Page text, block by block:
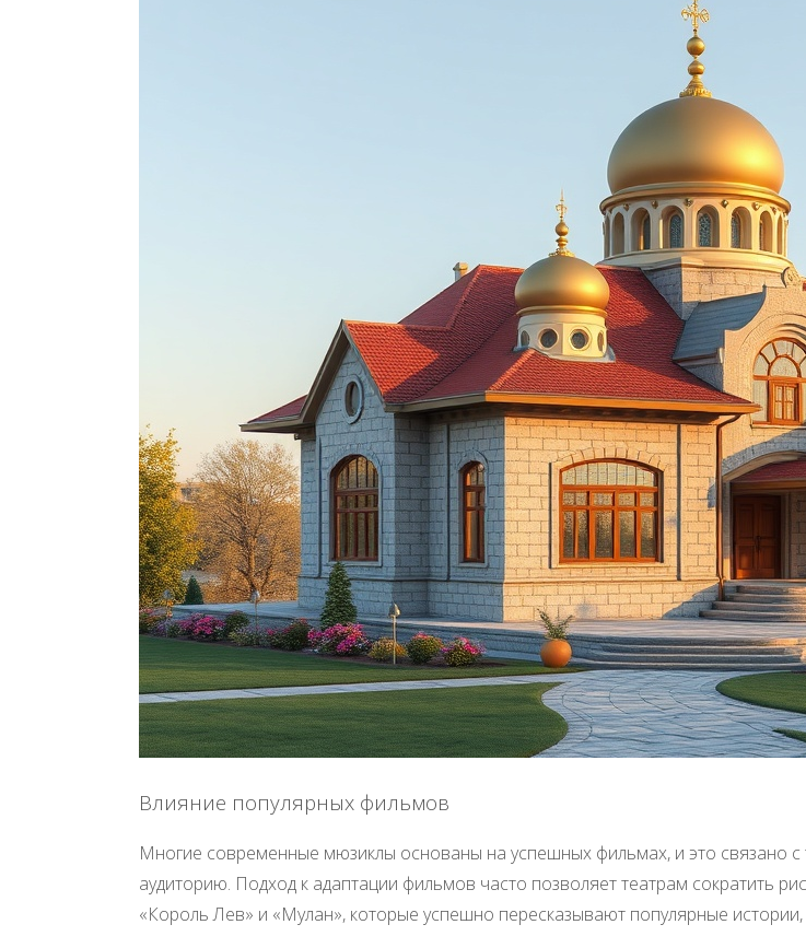
Влияние популярных фильмов
Многие современные мюзиклы основаны на успешных фильмах, и это связано
аудиторию. Подход к адаптации фильмов часто позволяет театрам сократить
«Король Лев» и «Мулан», которые успешно пересказывают популярные